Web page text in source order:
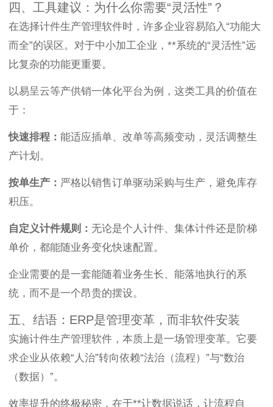
四、工具建议：为什么你需要“灵活性”？
在选择计件生产管理软件时，许多企业容易陷入“功能大
而全”的误区。对于中小加工企业，**系统的“灵活性”远
比复杂的功能更重要。
以易呈云等产供销一体化平台为例，这类工具的价值在
于：
快速排程： 能适应插单、改单等高频变动，灵活调整生
产计划。
按单生产： 严格以销售订单驱动采购与生产，避免库存
积压。
自定义计件规则： 无论是个人计件、集体计件还是阶梯
单价，都能随业务变化快速配置。
企业需要的是一套能随着业务生长、能落地执行的系
统，而不是一个昂贵的摆设。
五、结语：ERP是管理变革，而非软件安装
实施计件生产管理软件，本质上是一场管理变革。它要
求企业从依赖“人治”转向依赖“法治（流程）”与“数治
（数据）”。
效率提升的终极秘密，在于**让数据说话，让流程自